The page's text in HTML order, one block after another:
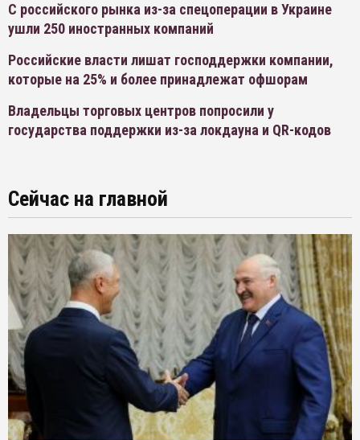
С российского рынка из-за спецоперации в Украине
ушли 250 иностранных компаний
Российские власти лишат господдержки компании,
которые на 25% и более принадлежат офшорам
Владельцы торговых центров попросили у
государства поддержки из-за локдауна и QR-кодов
Сейчас на главной